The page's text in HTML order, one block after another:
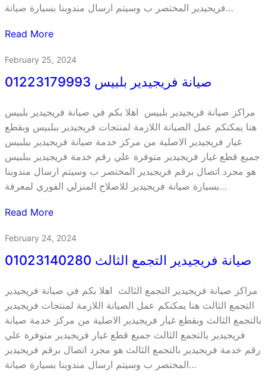
فريجيدير المختصر ب وسيتم ارسال مندوبنا بسيارة صيانة…
Read More
February 25, 2024
صيانة فريجيدير بلبيس 01223179993
مراكز صيانة فريجيدير بلبيس اهلا بكم في صيانة فريجيدير بلبيس
هنا يمكنكم عمل الصيانة اللازمة لمنتجات فريجيدير ببلبيس وبقطع
غيار فريجيدير الاصلية من مركز خدمة صيانة فريجيدير ببلبيس
جميع قطع غيار فريجيدير متوفرة علي رقم خدمة فريجيدير ببلبيس
هو مجرد اتصال برقم فريجيدير المختصر ب وسيتم ارسال مندوبنا
بسيارة صيانة فريجيدير للاصلاح المنزلي الفوري لمعرفة…
Read More
February 24, 2024
صيانة فريجيدير التجمع الثالث 01023140280
مراكز صيانة فريجيدير التجمع الثالث اهلا بكم في صيانة فريجيدير
التجمع الثالث هنا يمكنكم عمل الصيانة اللازمة لمنتجات فريجيدير
بالتجمع الثالث وبقطع غيار فريجيدير الاصلية من مركز خدمة صيانة
فريجيدير بالتجمع الثالث جميع قطع غيار فريجيدير متوفرة علي
رقم خدمة فريجيدير بالتجمع الثالث هو مجرد اتصال برقم فريجيدير
المختصر ب وسيتم ارسال مندوبنا بسيارة صيانة…